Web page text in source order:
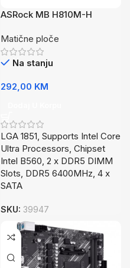
ASRock MB H810M-H
Matične ploče
Na stanju
292,00 KM
LGA 1851, Supports Intel Core
Ultra Processors, Chipset
Intel B560, 2 x DDR5 DIMM
Slots, DDR5 6400MHz, 4 x
SATA
SKU: 39947